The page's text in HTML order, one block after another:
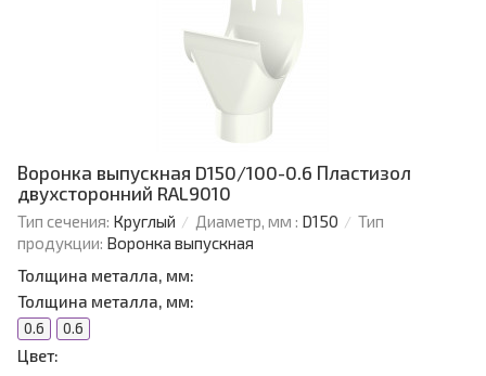
Воронка выпускная D150/100-0.6 Пластизол
двухсторонний RAL9010
Тип сечения: Круглый Диаметр, мм : D150
Тип
продукции: Воронка выпускная
Толщина металла, мм:
Толщина металла, мм:
0.6 0.6
Цвет: